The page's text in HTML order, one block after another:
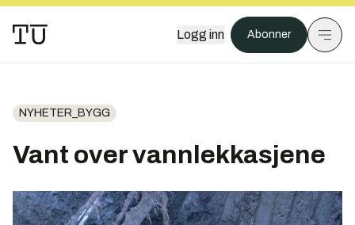
Logg inn Abonner
NYHETER_BYGG
Vant over vannlekkasjene